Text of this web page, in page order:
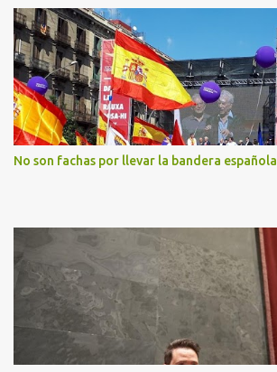
No son fachas por llevar la bandera española